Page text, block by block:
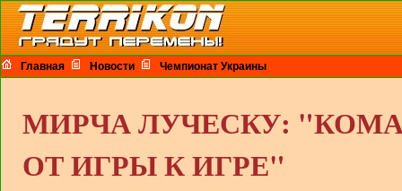
Главная Новости Чемпионат Украины
МИРЧА ЛУЧЕСКУ:
ОТ ИГРЫ К ИГРЕ"